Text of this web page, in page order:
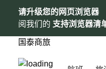
请升级您的网页浏览器
阅我们的 支持浏览器清
国泰商旅